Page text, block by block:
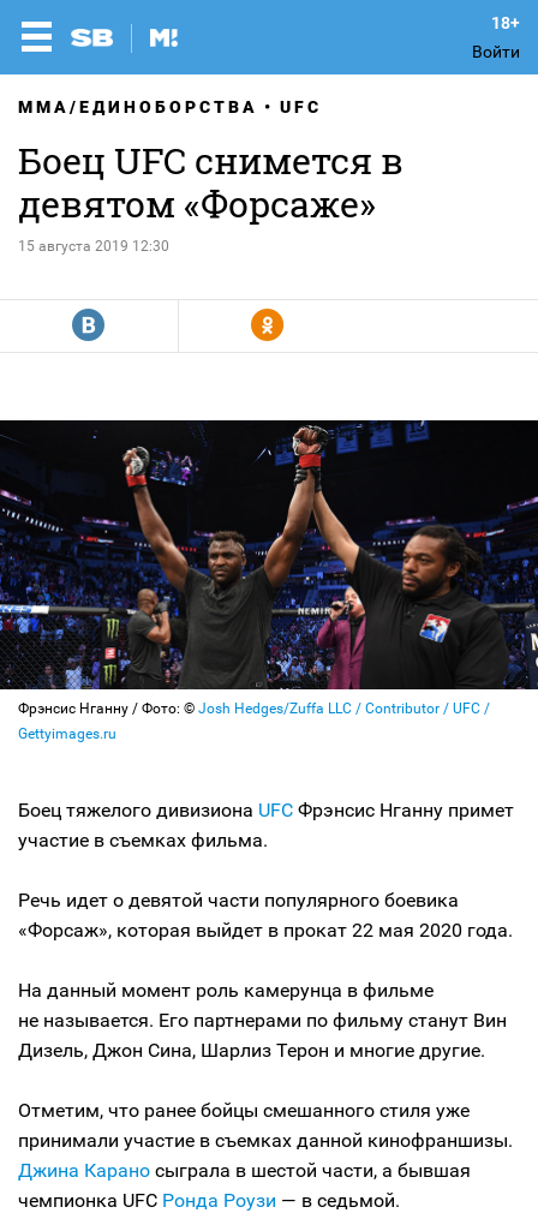
Войти
MMA/ЕДИНОБОРСТВА UFC
Боец UFC снимется в
девятом «Форсаже»
15 августа 2019 12:30
R Y
Фрэнсис Нганну / Фото: © Josh Hedges/Zuffa LLC / Contributor / UFC /
Gettyimages.ru
Боец тяжелого дивизиона UFC Фрэнсис Нганну примет
участие в съемках фильма.
Речь идет о девятой части популярного боевика
«Форсаж», которая выйдет в прокат 22 мая 2020 года.
На данный момент роль камерунца в фильме
не называется. Его партнерами по фильму станут Вин
Дизель, Джон Сина, Шарлиз Терон и многие другие.
Отметим, что ранее бойцы смешанного стиля уже
принимали участие в съемках данной кинофраншизы.
Джина Карано сыграла в шестой части, а бывшая
чемпионка UFC Ронда Роузи — в седьмой.